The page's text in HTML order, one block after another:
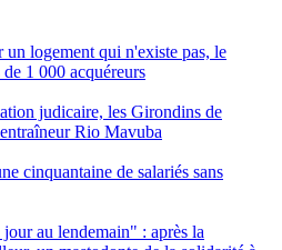
logement qui n'existe pas, le
1 000 acquéreurs
judicaire, les Girondins de
Rio Mavuba
cinquantaine de salariés sans
au lendemain" : après la